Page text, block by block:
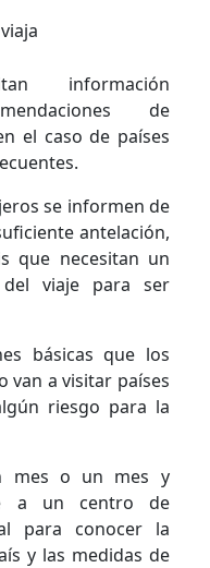
información
de
el caso de países
se informen de
antelación,
que necesitan un
viaje para ser
básicas que los
van a visitar países
riesgo para la
mes o un mes y
a un centro de
para conocer la
y las medidas de